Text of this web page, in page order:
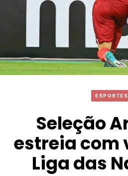
ESPORTES
Seleção
estreia com
Liga das